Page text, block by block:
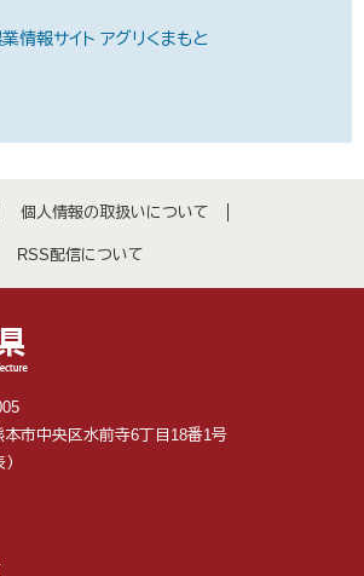
情報サイト アグリくまもと
個人情報の取扱いについて
RSS配信について
市中央区水前寺6丁目18番1号